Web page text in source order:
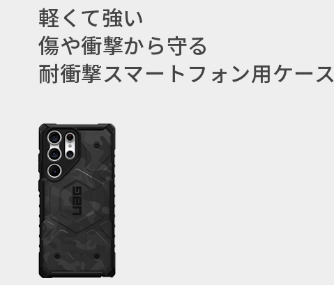
軽くて強い
傷や衝撃から守る
耐衝撃スマートフォン用ケース